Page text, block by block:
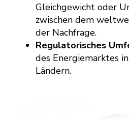
Gleichgewicht oder
zwischen dem
der Nachfrage.
Regulatorisches
des Energiemarktes
Ländern.